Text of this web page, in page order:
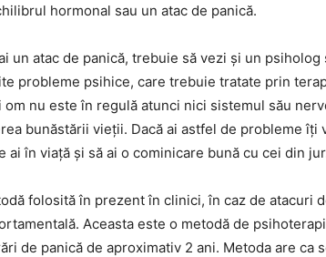
hormonal sau un atac de panică.
un atac de panică, trebuie să vezi și un
probleme psihice, care trebuie tratate prin
om nu este în regulă atunci nici sistemul său
bunăstării vieții. Dacă ai astfel de probleme
ai în viață și să ai o cominicare bună cu cei din
folosită în prezent în clinici, în caz de atacuri
Aceasta este o metodă de
de panică de aproximativ 2 ani. Metoda are ca